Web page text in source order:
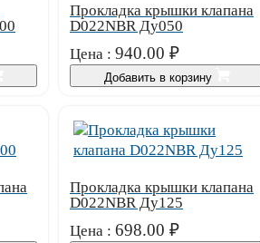
Прокладка крышки клапана
D022NBR Ду050
Цена : 940.00 ₽
Добавить в корзину
Прокладка крышки клапана
D022NBR Ду125
Цена : 698.00 ₽